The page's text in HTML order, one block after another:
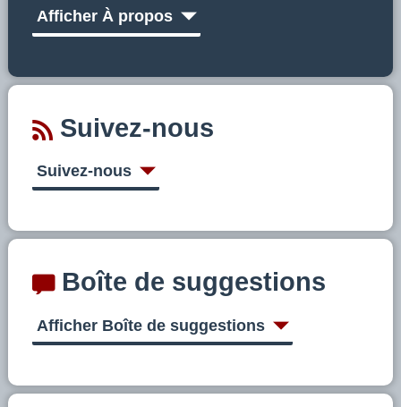
Afficher À propos
Suivez-nous
Suivez-nous
Boîte de suggestions
Afficher Boîte de suggestions